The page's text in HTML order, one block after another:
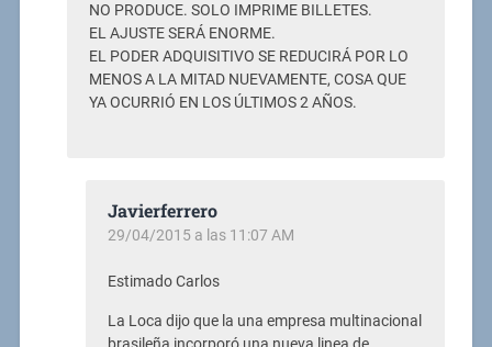
NO PRODUCE. SOLO IMPRIME BILLETES.
EL AJUSTE SERÁ ENORME.
EL PODER ADQUISITIVO SE REDUCIRÁ POR LO
MENOS A LA MITAD NUEVAMENTE, COSA QUE
YA OCURRIÓ EN LOS ÚLTIMOS 2 AÑOS.
Javierferrero
29/04/2015 a las 11:07 AM
Estimado Carlos
La Loca dijo que la una empresa multinacional